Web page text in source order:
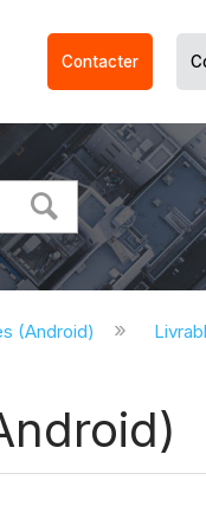
Contacter
(Android)